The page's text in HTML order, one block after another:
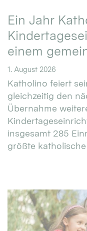
Ein Jahr
einem
1. August 2026
Katholino feiert
gleichzeitig den
Übernahme
insgesamt 285
größte katholische